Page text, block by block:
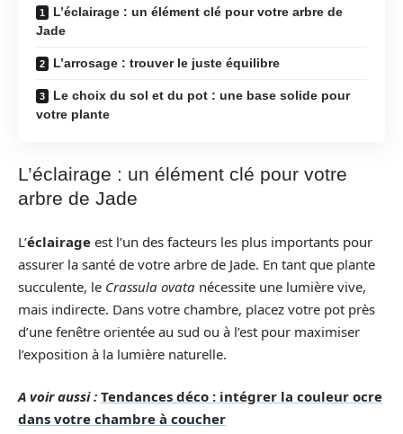
L’éclairage : un élément clé pour votre arbre de
Jade
L’arrosage : trouver le juste équilibre
Le choix du sol et du pot : une base solide pour
votre plante
L’éclairage : un élément clé pour votre
arbre de Jade
L’éclairage est l’un des facteurs les plus importants pour
assurer la santé de votre arbre de Jade. En tant que plante
succulente, le Crassula ovata nécessite une lumière vive,
mais indirecte. Dans votre chambre, placez votre pot près
d’une fenêtre orientée au sud ou à l’est pour maximiser
l’exposition à la lumière naturelle.
A voir aussi : Tendances déco : intégrer la couleur ocre
dans votre chambre à coucher